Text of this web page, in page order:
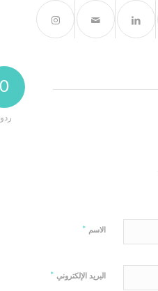
0
الاسم *
البريد الإلكتروني *